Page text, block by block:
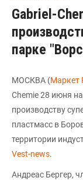
Gabriel-
парке
МОСКВА (Маркет
Chemie 28 июня
производству
пластмасс в
территории
Vest-news.
Андреас Бергер,